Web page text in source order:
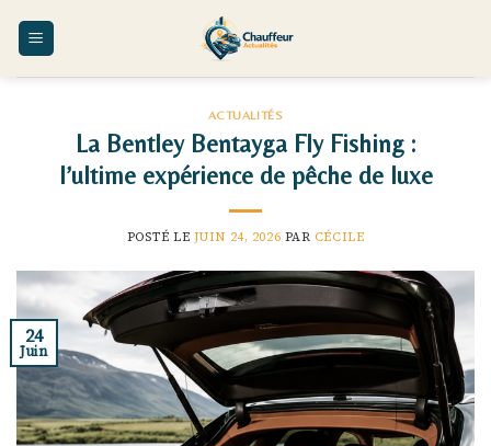
ACTUALITÉS
La Bentley Bentayga Fly Fishing :
l’ultime expérience de pêche de luxe
POSTÉ LE JUIN 24, 2026 PAR CÉCILE
24
Juin